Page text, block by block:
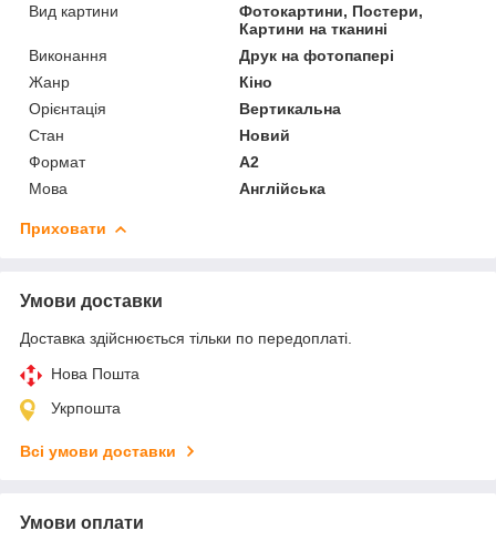
Вид картини
Фотокартини, Постери,
Картини на тканині
Виконання
Друк на фотопапері
Жанр
Кіно
Орієнтація
Вертикальна
Стан
Новий
Формат
A2
Мова
Англійська
Приховати
Умови доставки
Доставка здійснюється тільки по передоплаті.
Нова Пошта
Укрпошта
Всі умови доставки
Умови оплати